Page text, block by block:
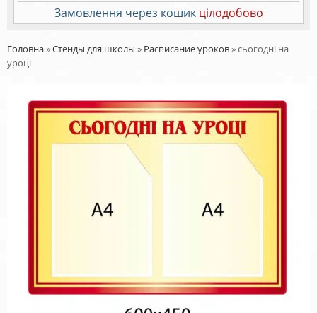
Замовлення через кошик цілодобово
Головна»Стенды для школы » Расписание уроков»сьогодні на
уроці